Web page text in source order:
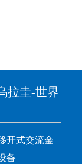
拉圭-世界
开式交流金
备